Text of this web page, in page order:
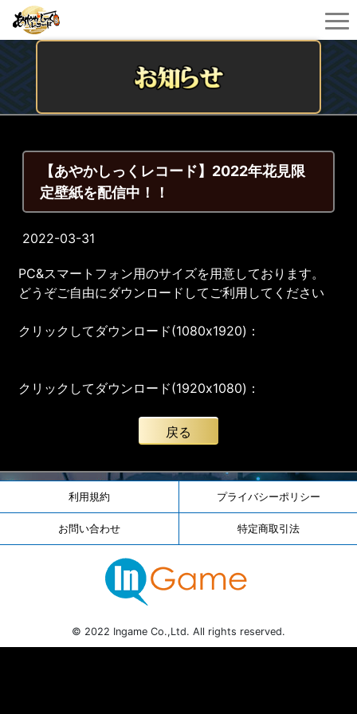
【あやかしっくレコード】2022年花見限
定壁紙を配信中！！
2022-03-31
PC&スマートフォン用のサイズを用意しております。
どうぞご自由にダウンロードしてご利用してください
クリックしてダウンロード(1080x1920)：
クリックしてダウンロード(1920x1080)：
戻る
利用規約 プライバシーポリシー
お問い合わせ 特定商取引法
© 2022 Ingame Co.,Ltd. All rights reserved.